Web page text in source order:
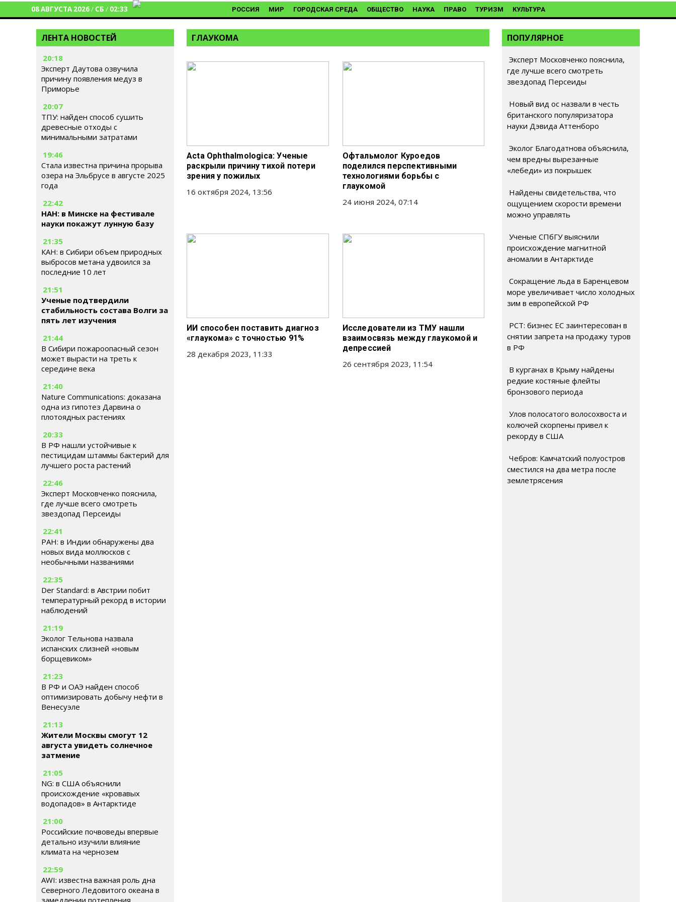
08 АВГУСТА 2026/ СБ / 02:33 РОССИЯ МИР ГОРОДСКАЯ СРЕДА ОБЩЕСТВО НАУКА ПРАВО ТУРИЗМ КУЛЬТУРА
ЛЕНТА НОВОСТЕЙ
20:18
Эксперт Даутова озвучила
причину появления медуз в
Приморье
20:07
ТПУ: найден способ сушить
древесные отходы с
минимальными затратами
19:46
Стала известна причина прорыва
озера на Эльбрусе в августе 2025
года
22:42
НАН: в Минске на фестивале
науки покажут лунную базу
21:35
КАН: в Сибири объем природных
выбросов метана удвоился за
последние 10 лет
21:51
Ученые подтвердили
стабильность состава Волги за
пять лет изучения
21:44
В Сибири пожароопасный сезон
может вырасти на треть к
середине века
21:40
Nature Communications: доказана
одна из гипотез Дарвина о
плотоядных растениях
20:33
В РФ нашли устойчивые к
пестицидам штаммы бактерий для
лучшего роста растений
22:46
Эксперт Московченко пояснила,
где лучше всего смотреть
звездопад Персеиды
22:41
РАН: в Индии обнаружены два
новых вида моллюсков с
необычными названиями
22:35
Der Standard: в Австрии побит
температурный рекорд в истории
наблюдений
21:19
Эколог Тельнова назвала
испанских слизней «новым
борщевиком»
21:23
В РФ и ОАЭ найден способ
оптимизировать добычу нефти в
Венесуэле
21:13
Жители Москвы смогут 12
августа увидеть солнечное
затмение
21:05
NG: в США объяснили
происхождение «кровавых
водопадов» в Антарктиде
21:00
Российские почвоведы впервые
детально изучили влияние
климата на чернозем
22:59
AWI: известна важная роль дна
Северного Ледовитого океана в
замедлении потепления
ГЛАУКОМА
Acta Ophthalmologica: Ученые
раскрыли причину тихой потери
зрения у пожилых
16 октября 2024, 13:56
Офтальмолог Куроедов
поделился перспективными
технологиями борьбы с
глаукомой
24 июня 2024, 07:14
ИИ способен поставить диагноз
«глаукома» с точностью 91%
28 декабря 2023, 11:33
Исследователи из ТМУ нашли
взаимосвязь между глаукомой и
депрессией
26 сентября 2023, 11:54
ПОПУЛЯРНОЕ
Эксперт Московченко пояснила,
где лучше всего смотреть
звездопад Персеиды
Новый вид ос назвали в честь
британского популяризатора
науки Дэвида Аттенборо
Эколог Благодатнова объяснила,
чем вредны вырезанные
«лебеди» из покрышек
Найдены свидетельства, что
ощущением скорости времени
можно управлять
Ученые СПбГУ выяснили
происхождение магнитной
аномалии в Антарктиде
Сокращение льда в Баренцевом
море увеличивает число холодных
зим в европейской РФ
РСТ: бизнес ЕС заинтересован в
снятии запрета на продажу туров
в РФ
В курганах в Крыму найдены
редкие костяные флейты
бронзового периода
Улов полосатого волосохвоста и
колючей скорпены привел к
рекорду в США
Чебров: Камчатский полуостров
сместился на два метра после
землетрясения